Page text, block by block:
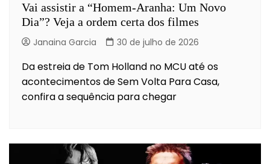
Vai assistir a “Homem-Aranha: Um Novo
Dia”? Veja a ordem certa dos filmes
Janaina Garcia 30 de julho de 2026
Da estreia de Tom Holland no MCU até os
acontecimentos de Sem Volta Para Casa,
confira a sequência para chegar